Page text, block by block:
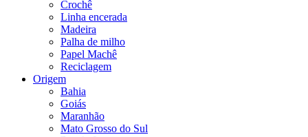
Crochê
Linha encerada
Madeira
Palha de milho
Papel Machê
Reciclagem
Origem
Bahia
Goiás
Maranhão
Mato Grosso do Sul